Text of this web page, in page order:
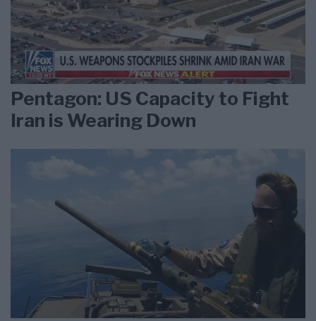
Pentagon: US Capacity to Fight
Iran is Wearing Down